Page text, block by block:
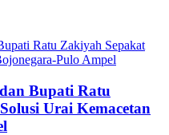
Bupati Ratu
Urai Kemacetan